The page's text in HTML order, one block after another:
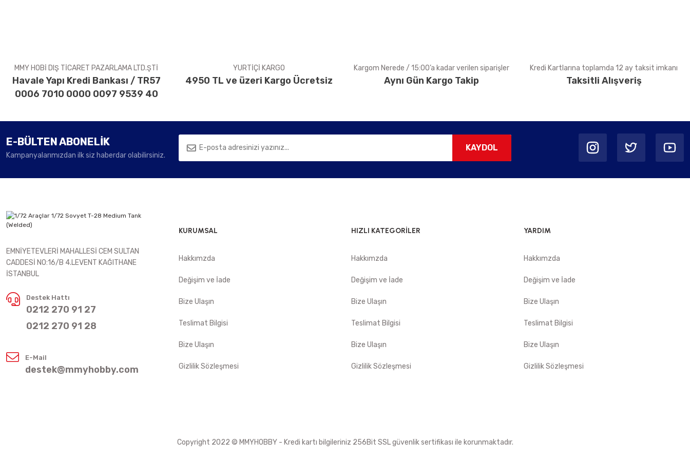
MMY HOBİ DIŞ TİCARET PAZARLAMA LTD.ŞTİ
Havale Yapı Kredi Bankası / TR57
0006 7010 0000 0097 9539 40
YURTİÇİ KARGO
4950 TL ve üzeri Kargo Ücretsiz
Kargom Nerede / 15:00’a kadar verilen siparişler
Aynı Gün Kargo Takip
Kredi Kartlarına toplamda 12 ay taksit imkanı
Taksitli Alışveriş
E-BÜLTEN ABONELİK
Kampanyalarımızdan ilk siz haberdar olabilirsiniz.
KAYDOL
EMNİYETEVLERİ MAHALLESİ CEM SULTAN
CADDESİ NO:16/B 4.LEVENT KAĞITHANE
İSTANBUL
Destek Hattı
0212 270 91 27
0212 270 91 28
E-Mail
destek@mmyhobby.com
KURUMSAL
Hakkımzda
Değişim ve İade
Bize Ulaşın
Teslimat Bilgisi
Bize Ulaşın
Gizlilik Sözleşmesi
HIZLI KATEGORİLER
Hakkımzda
Değişim ve İade
Bize Ulaşın
Teslimat Bilgisi
Bize Ulaşın
Gizlilik Sözleşmesi
YARDIM
Hakkımzda
Değişim ve İade
Bize Ulaşın
Teslimat Bilgisi
Bize Ulaşın
Gizlilik Sözleşmesi
Copyright 2022 © MMYHOBBY - Kredi kartı bilgileriniz 256Bit SSL güvenlik sertifikası ile korunmaktadır.